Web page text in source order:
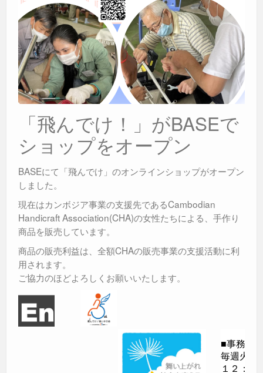
「飛んでけ！」がBASEで
ショップをオープン
BASEにて「飛んでけ」のオンラインショップがオープン
しました。
現在はカンボジア事業の支援先であるCambodian
Handicraft Association(CHA)の女性たちによる、手作り
商品を販売しています。
商品の販売利益は、全額CHAの販売事業の支援活動に利
用されます。
ご協力のほどよろしくお願いいたします。